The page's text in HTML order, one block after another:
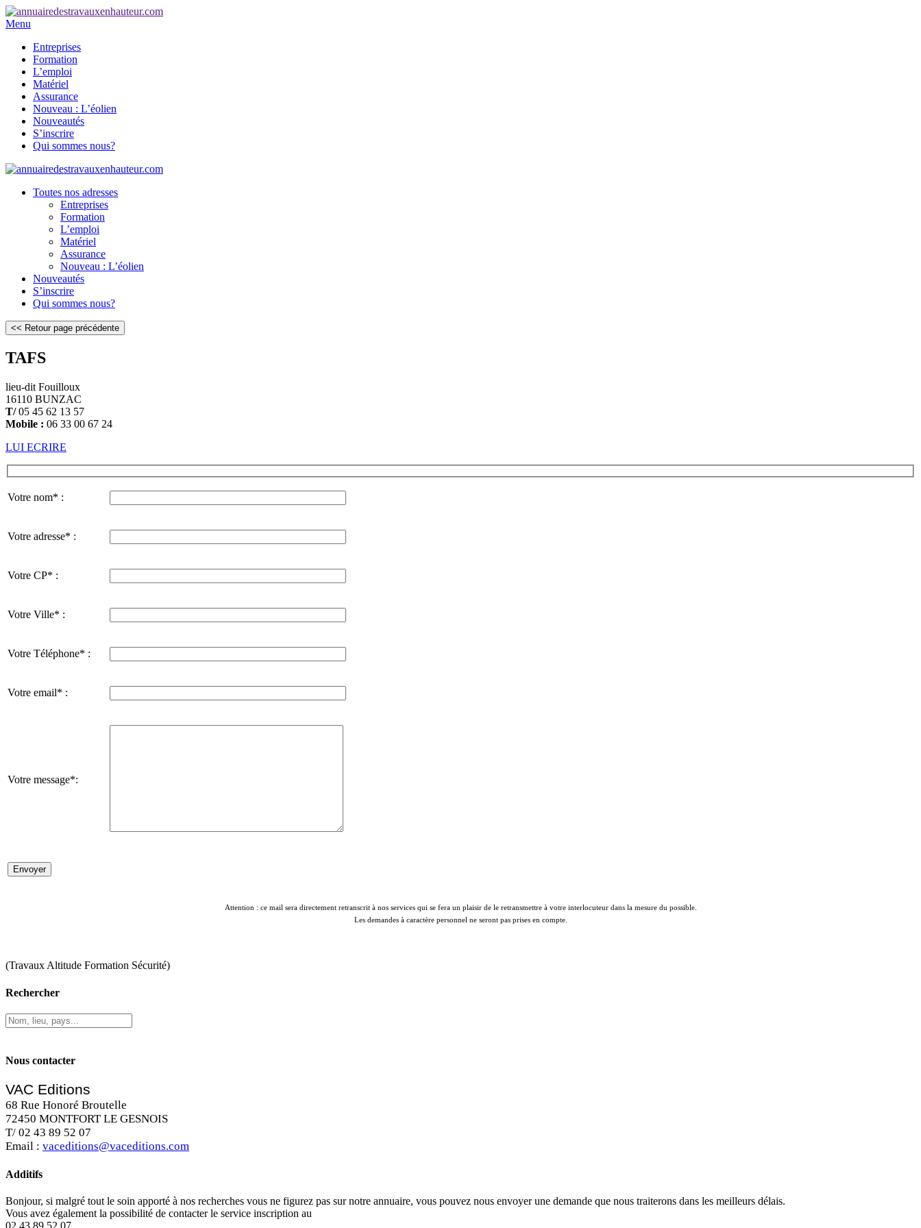
Menu
Entreprises
Formation
L’emploi
Matériel
Assurance
Nouveau : L’éolien
Nouveautés
S’inscrire
Qui sommes nous?
Toutes nos adresses
Entreprises
Formation
L’emploi
Matériel
Assurance
Nouveau : L’éolien
Nouveautés
S’inscrire
Qui sommes nous?
TAFS
lieu-dit Fouilloux
16110 BUNZAC
T/05 45 62 13 57
Mobile : 06 33 00 67 24
LUI ECRIRE
Votre nom* :
Votre adresse* :
Votre CP* :
Votre Ville* :
Votre Téléphone* :
Votre email* :
Votre message*:
Attention : ce mail sera directement retranscrit à nos services qui se fera un plaisir de le retransmettre à votre interlocuteur dans la mesure du possible.
Les demandes à caractère personnel ne seront pas prises en compte.
(Travaux Altitude Formation Sécurité)
Rechercher
Nous contacter
VAC Editions
68 Rue Honoré Broutelle
72450 MONTFORT LE GESNOIS
T/ 02 43 89 52 07
Email : vaceditions@vaceditions.com
Additifs
Bonjour, si malgré tout le soin apporté à nos recherches vous ne figurez pas sur notre annuaire, vous pouvez nous envoyer une demande que nous traiterons dans les meilleurs délais.
Vous avez également la possibilité de contacter le service inscription au
02 43 89 52 07